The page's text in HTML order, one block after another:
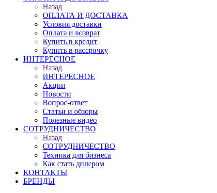
Назад
ОПЛАТА И ДОСТАВКА
Условия доставки
Оплата и возврат
Купить в кредит
Купить в рассрочку
ИНТЕРЕСНОЕ
Назад
ИНТЕРЕСНОЕ
Акции
Новости
Вопрос-ответ
Статьи и обзоры
Полезные видео
СОТРУДНИЧЕСТВО
Назад
СОТРУДНИЧЕСТВО
Техника для бизнеса
Как стать дилером
КОНТАКТЫ
БРЕНДЫ